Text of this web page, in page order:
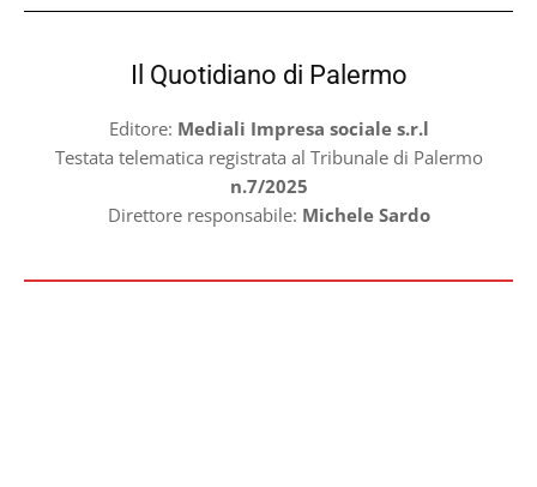
Il Quotidiano di Palermo
Editore: Mediali Impresa sociale s.r.l
Testata telematica registrata al Tribunale di Palermo
n.7/2025
Direttore responsabile: Michele Sardo